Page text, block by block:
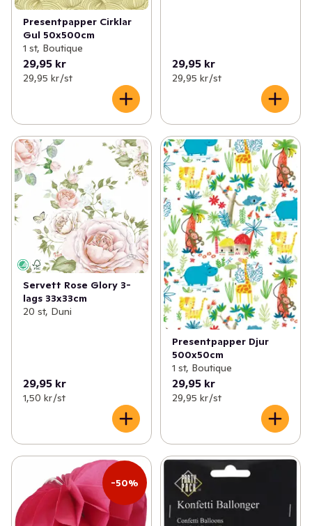
Presentpapper Cirklar
Gul 50x500cm
1 st, Boutique
29,95 kr
29,95 kr /st
29,95 kr
29,95 kr /st
Servett Rose Glory 3-
lags 33x33cm
20 st, Duni
29,95 kr
1,50 kr /st
Presentpapper Djur
500x50cm
1 st, Boutique
29,95 kr
29,95 kr /st
-50%